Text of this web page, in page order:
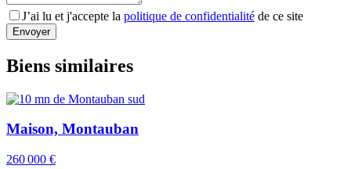
J’ai lu et j'accepte la politique de confidentialité de ce site
Envoyer
Biens similaires
Maison, Montauban
260 000 €